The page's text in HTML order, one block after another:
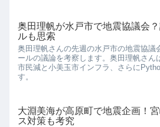
奥田理帆が水戸市で地震協議会
ルも思索
奥田理帆さんの先週の水戸市の地震協議
ールの議論を考察します。奥田理帆さん
市民減と小美玉市インフラ、さらに
す。
大淵美海が高原町で地震企画！
ス対策も考究